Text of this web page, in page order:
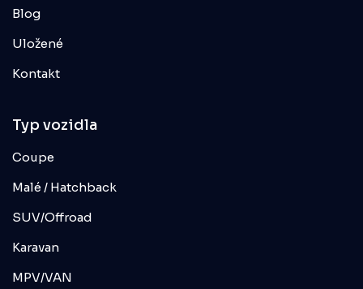
Blog
Uložené
Kontakt
Typ vozidla
Coupe
Malé / Hatchback
SUV/Offroad
Karavan
MPV/VAN